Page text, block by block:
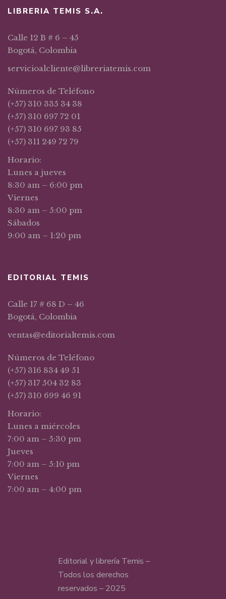
LIBRERIA TEMIS S.A.
Calle 12 B # 6 – 45
Bogotá, Colombia
servicioalcliente@libreriatemis.com
Números de Teléfono
(+57) 310 335 34 38
(+57) 310 697 72 01
(+57) 310 697 93 85
(+57) 311 249 72 79
Horario:
Lunes a jueves
8:30 am – 6:00 pm
Viernes
8:30 am – 5:00 pm
Sábados
9:00 am – 1:20 pm
EDITORIAL TEMIS
Calle 17 # 68 D – 46
Bogotá, Colombia
ventas@editorialtemis.com
Números de Teléfono
(+57) 316 834 49 51
(+57) 317 504 32 83
(+57) 310 699 46 91
Horario:
Lunes a miércoles
7:00 am – 5:30 pm
Jueves
7:00 am – 5:10 pm
Viernes
7:00 am – 4:00 pm
Editorial y librería Temis –
Todos los derechos
reservados – 2025